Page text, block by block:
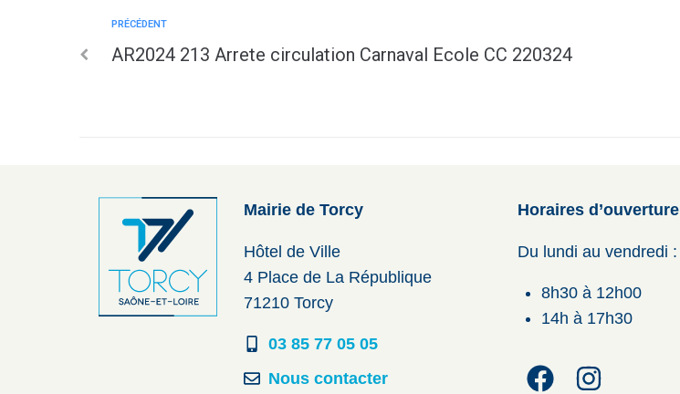
PRÉCÉDENT
AR2024 213 Arrete circulation Carnaval Ecole CC 220324
Mairie de Torcy
Hôtel de Ville
4 Place de La République
71210 Torcy
03 85 77 05 05
Nous contacter
Horaires d’ouverture
Du lundi au vendredi :
8h30 à 12h00
14h à 17h30